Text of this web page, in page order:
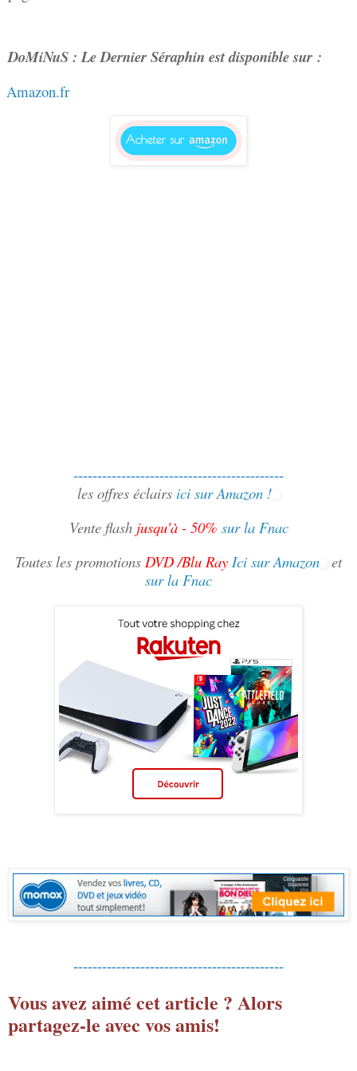
DoMiNuS : Le Dernier Séraphin est disponible sur :
Amazon.fr
--------------------------------------------
les offres éclairs ici sur Amazon !
Vente flash jusqu'à - 50% sur la Fnac
Toutes les promotions DVD /Blu Ray Ici sur Amazon et
sur la Fnac
--------------------------------------------
Vous avez aimé cet article ? Alors
partagez-le avec vos amis!